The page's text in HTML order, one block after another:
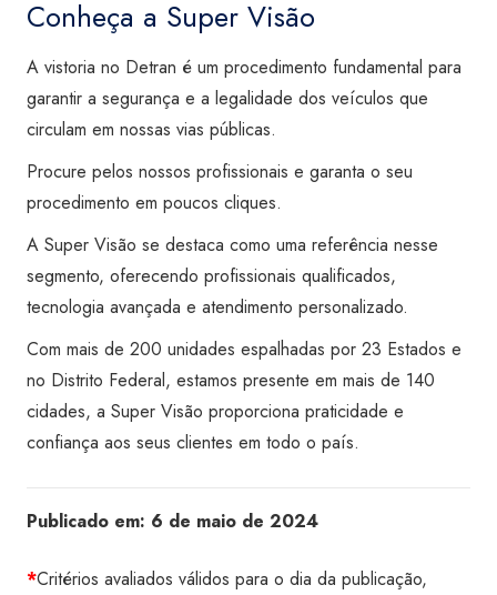
Conheça a Super Visão
A vistoria no Detran é um procedimento fundamental para
garantir a segurança e a legalidade dos veículos que
circulam em nossas vias públicas.
Procure pelos nossos profissionais e garanta o seu
procedimento em poucos cliques.
A Super Visão se destaca como uma referência nesse
segmento, oferecendo profissionais qualificados,
tecnologia avançada e atendimento personalizado.
Com mais de 200 unidades espalhadas por 23 Estados e
no Distrito Federal, estamos presente em mais de 140
cidades, a Super Visão proporciona praticidade e
confiança aos seus clientes em todo o país.
Publicado em: 6 de maio de 2024
*Critérios avaliados válidos para o dia da publicação,